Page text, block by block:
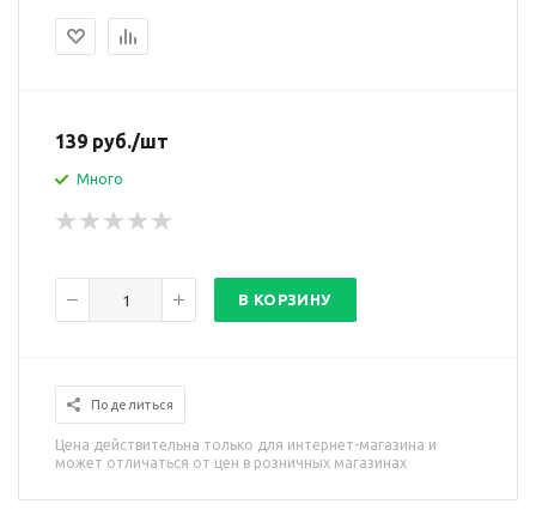
139 руб./шт
Много
В КОРЗИНУ
Поделиться
Цена действительна только для интернет-магазина и
может отличаться от цен в розничных магазинах